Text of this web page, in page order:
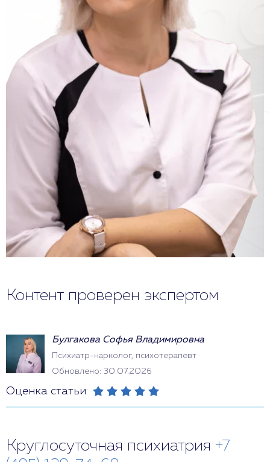
Контент проверен экспертом
Булгакова Софья Владимировна
Психиатр-нарколог, психотерапевт
Обновлено: 30.07.2026
Оценка статьи:
Круглосуточная психиатрия +7